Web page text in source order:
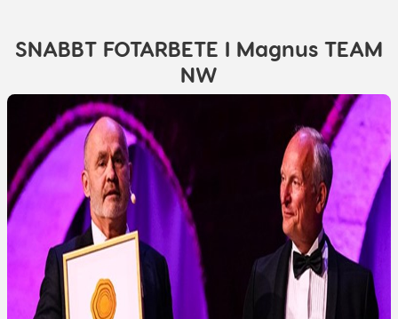
SNABBT FOTARBETE I Magnus TEAM
NW